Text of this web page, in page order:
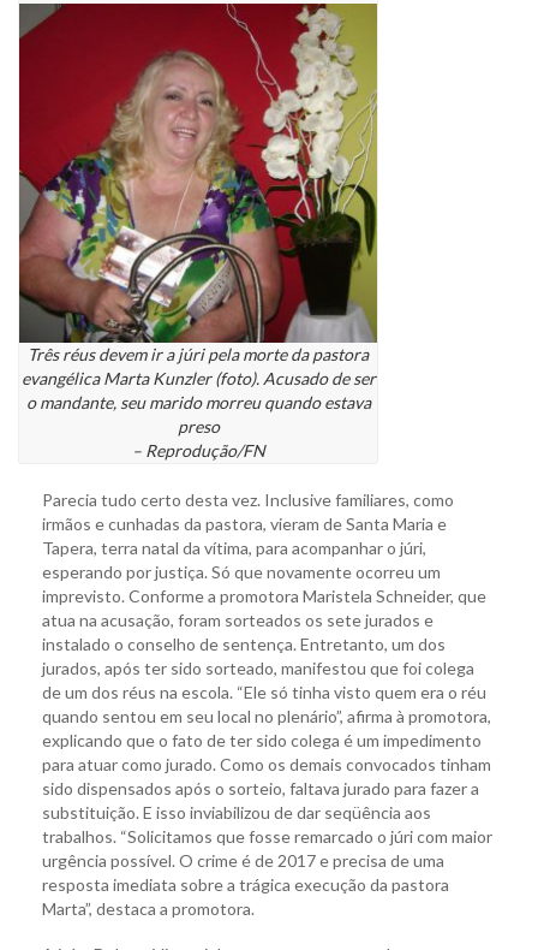
Três réus devem ir a júri pela morte da pastora
evangélica Marta Kunzler (foto). Acusado de ser
o mandante, seu marido morreu quando estava
preso
– Reprodução/FN
Parecia tudo certo desta vez. Inclusive familiares, como
irmãos e cunhadas da pastora, vieram de Santa Maria e
Tapera, terra natal da vítima, para acompanhar o júri,
esperando por justiça. Só que novamente ocorreu um
imprevisto. Conforme a promotora Maristela Schneider, que
atua na acusação, foram sorteados os sete jurados e
instalado o conselho de sentença. Entretanto, um dos
jurados, após ter sido sorteado, manifestou que foi colega
de um dos réus na escola. “Ele só tinha visto quem era o réu
quando sentou em seu local no plenário”, afirma à promotora,
explicando que o fato de ter sido colega é um impedimento
para atuar como jurado. Como os demais convocados tinham
sido dispensados após o sorteio, faltava jurado para fazer a
substituição. E isso inviabilizou de dar seqüência aos
trabalhos. “Solicitamos que fosse remarcado o júri com maior
urgência possível. O crime é de 2017 e precisa de uma
resposta imediata sobre a trágica execução da pastora
Marta”, destaca a promotora.